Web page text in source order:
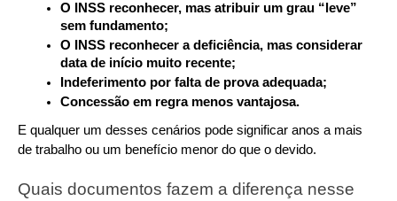
O INSS reconhecer, mas atribuir um grau “leve”
sem fundamento;
O INSS reconhecer a deficiência, mas considerar
data de início muito recente;
Indeferimento por falta de prova adequada;
Concessão em regra menos vantajosa.
E qualquer um desses cenários pode significar anos a mais
de trabalho ou um benefício menor do que o devido.
Quais documentos fazem a diferença nesse